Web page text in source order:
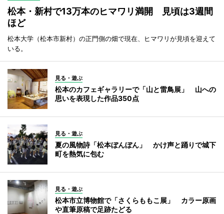
松本・新村で13万本のヒマワリ満開 見頃は3週間
ほど
松本大学（松本市新村）の正門側の畑で現在、ヒマワリが見頃を迎えて
いる。
見る・遊ぶ
松本のカフェギャラリーで「山と雷鳥展」 山への
思いを表現した作品350点
見る・遊ぶ
夏の風物詩「松本ぼんぼん」 かけ声と踊りで城下
町を熱気に包む
見る・遊ぶ
松本市立博物館で「さくらももこ展」 カラー原画
や直筆原稿で足跡たどる